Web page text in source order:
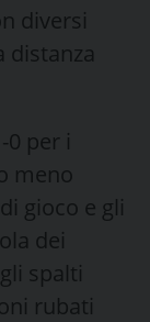
diversi
distanza
0 per i
meno
gioco e gli
dei
spalti
rubati